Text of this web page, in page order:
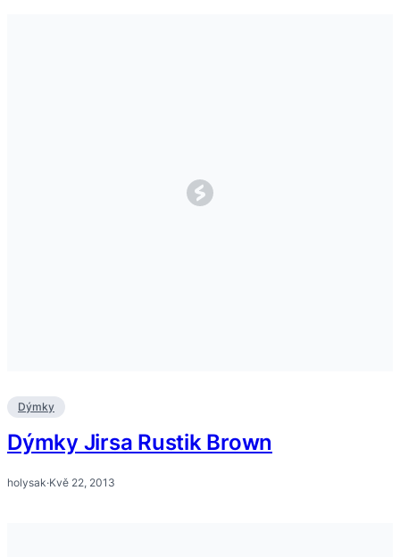
Dýmky
Dýmky Jirsa Rustik Brown
holysak·Kvě 22, 2013